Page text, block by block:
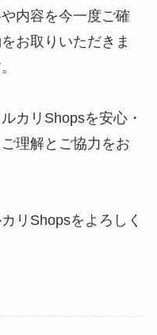
内容を今一度ご確
お取りいただきま
カリShopsを安心・
理解とご協力をお
リShopsをよろしく